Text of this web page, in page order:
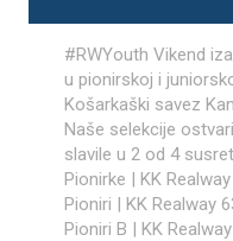
#RWYouth Vikend
u pionirskoj i
Košarkaški savez
Naše selekcije
slavile u 2 od 4
Pionirke | KK
Pioniri | KK Realway
Pioniri B | KK